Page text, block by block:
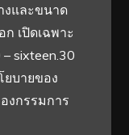
และขนาด
เปิดเฉพาะ
sixteen.30
ยบายของ
งกรรมการ